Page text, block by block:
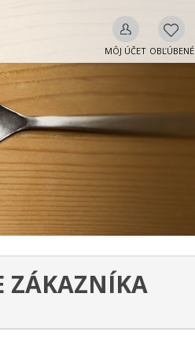
MÔJ ÚČET OBĽÚBENÉ
ZÁKAZNÍKA